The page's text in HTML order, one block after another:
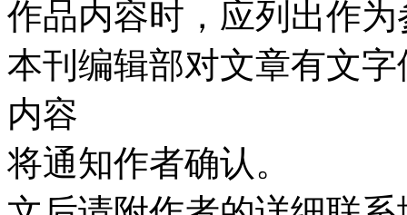
作品内容时，应列出作
本刊编辑部对文章有文
内容
将通知作者确认。